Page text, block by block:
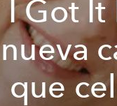
I Got It
nueva
que